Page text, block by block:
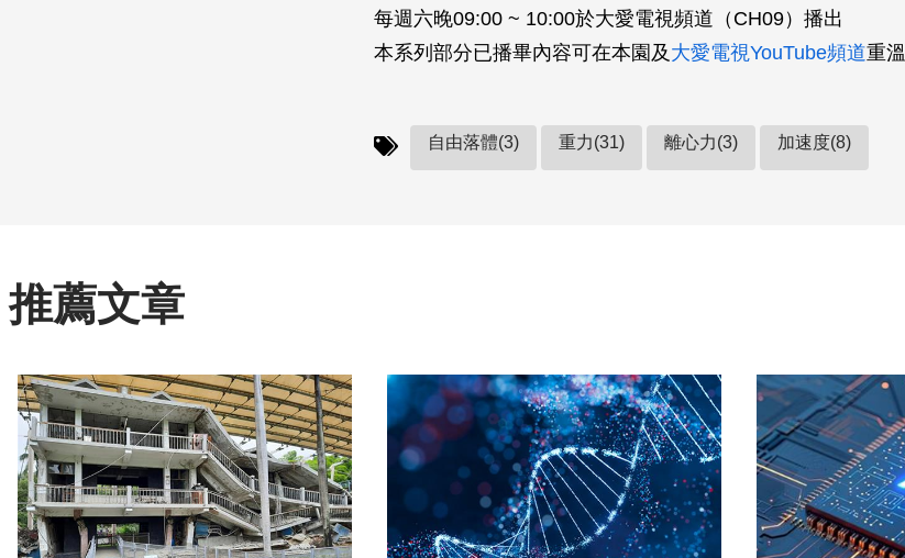
每週六晚09:00 ~ 10:00於大愛電視頻道（CH09）播出
本系列部分已播畢內容可在本園及 大愛電視YouTube頻道重溫
自由落體(3) 重力(31) 離心力(3) 加速度(8)
推薦文章